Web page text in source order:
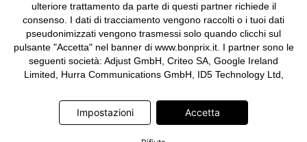
ulteriore trattamento da parte di questi partner richiede il
consenso. I dati di tracciamento vengono raccolti o i tuoi dati
pseudonimizzati vengono trasmessi solo quando clicchi sul
pulsante "Accetta" nel banner di www.bonprix.it. I partner sono le
seguenti società: Adjust GmbH, Criteo SA, Google Ireland
Limited, Hurra Communications GmbH, ID5 Technology Ltd,
Limited, Pinterest Europe Limited, RTB-House GmbH, TikTok
Information Technologies UK Limited. Ulteriori informazioni sul
Impostazioni Accetta